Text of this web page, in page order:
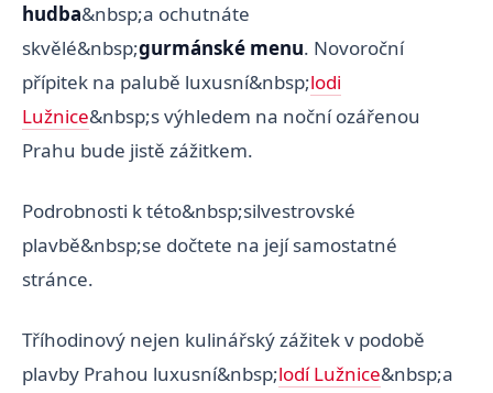
hudba&nbsp;a ochutnáte
skvělé&nbsp;gurmánské menu. Novoroční
přípitek na palubě luxusní&nbsp;lodi
Lužnice&nbsp;s výhledem na noční ozářenou
Prahu bude jistě zážitkem.
Podrobnosti k této&nbsp;silvestrovské
plavbě&nbsp;se dočtete na její samostatné
stránce.
Tříhodinový nejen kulinářský zážitek v podobě
plavby Prahou luxusní&nbsp;lodí Lužnice&nbsp;a